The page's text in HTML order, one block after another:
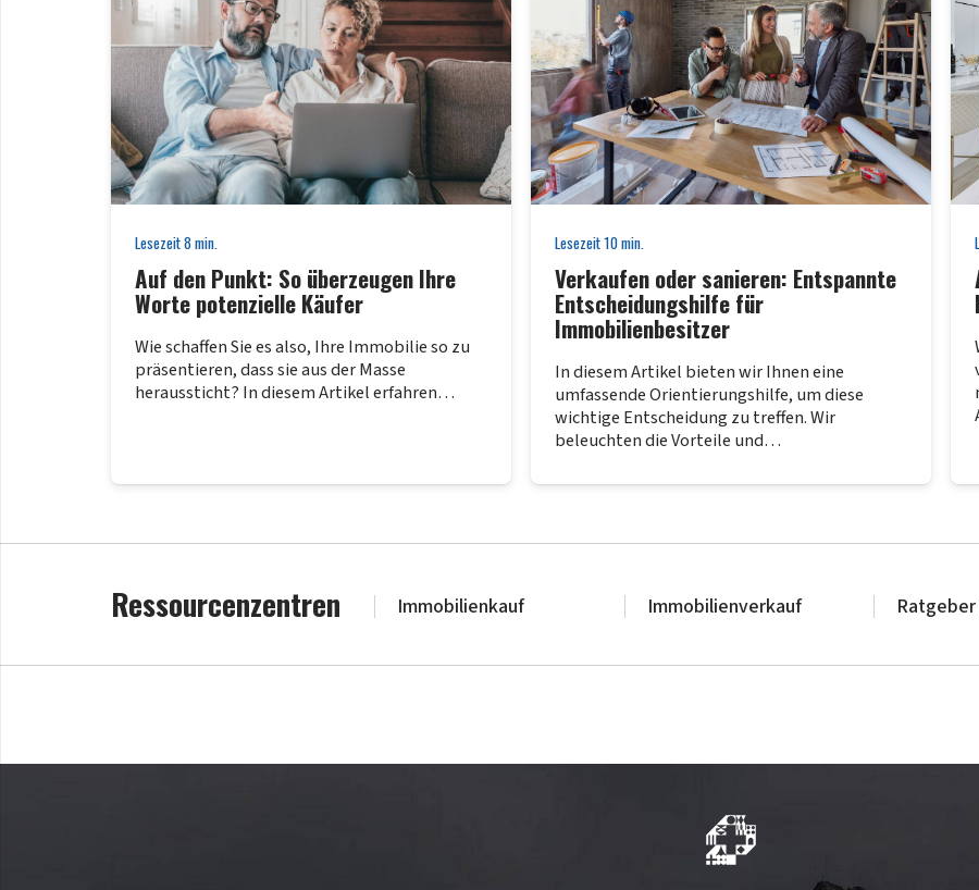
Lesezeit8min.
Auf den Punkt: So überzeugen Ihre
Worte potenzielle Käufer
Wie schaffen Sie es also, Ihre Immobilie so zu
präsentieren, dass sie aus der Masse
heraussticht? In diesem Artikel erfahren…
Lesezeit10min.
Verkaufen oder sanieren: Entspannte
Entscheidungshilfe für
Immobilienbesitzer
In diesem Artikel bieten wir Ihnen eine
umfassende Orientierungshilfe, um diese
wichtige Entscheidung zu treffen. Wir
beleuchten die Vorteile und…
Ressourcenzentren Immobilienkauf Immobilienverkauf